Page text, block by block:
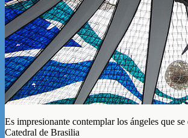
Es impresionante contemplar los ángeles que
Catedral de Brasilia